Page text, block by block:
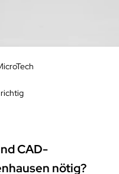
CAD-
nötig?